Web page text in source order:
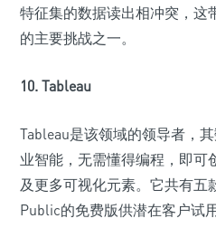
特征集的数据读出相冲突，这
的主要挑战之一。
10. Tableau
Tableau是该领域的领导者，
业智能，无需懂得编程，即可
及更多可视化元素。它共有五
Public的免费版供潜在客户试用